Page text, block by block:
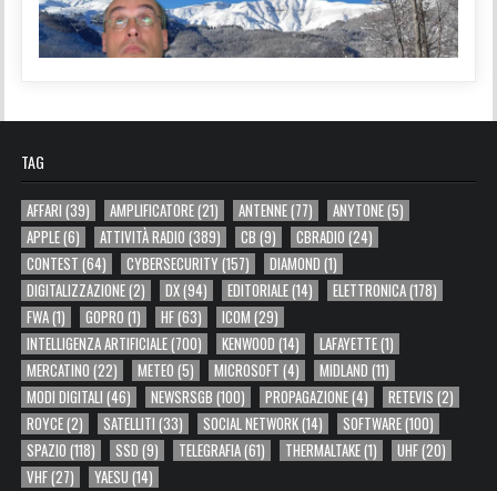
TAG
AFFARI (39) AMPLIFICATORE(21) ANTENNE(77) ANYTONE(5)
APPLE(6) ATTIVITÀ RADIO (389) CB (9) CBRADIO (24)
CONTEST (64) CYBERSECURITY(157) DIAMOND (1)
DIGITALIZZAZIONE(2) DX(94) EDITORIALE(14) ELETTRONICA(178)
FWA(1) GOPRO (1) HF(63) ICOM (29)
INTELLIGENZA ARTIFICIALE(700) KENWOOD (14) LAFAYETTE(1)
MERCATINO (22) METEO (5) MICROSOFT (4) MIDLAND (11)
MODI DIGITALI (46) NEWSRSGB (100) PROPAGAZIONE(4) RETEVIS (2)
ROYCE(2) SATELLITI (33) SOCIAL NETWORK(14) SOFTWARE(100)
SPAZIO (118) SSD (9) TELEGRAFIA(61) THERMALTAKE(1) UHF(20)
VHF(27) YAESU (14)